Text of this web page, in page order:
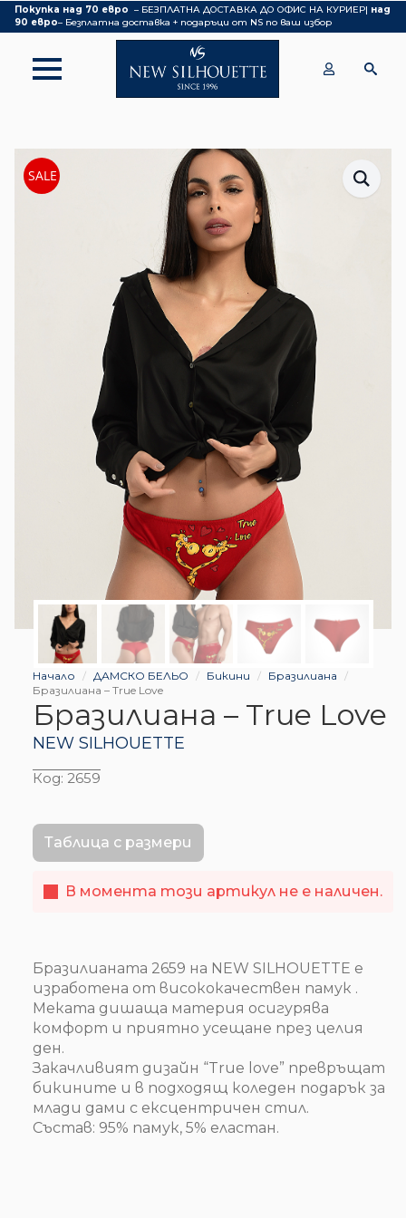
Покупка над 70 евро – БЕЗПЛАТНА ДОСТАВКА ДО ОФИС НА КУРИЕР| над
90 евро– Безплатна доставка + подаръци от NS по ваш избор
SALE
Начало ДАМСКО БЕЛЬО Бикини
Бразилиана
Бразилиана – True Love
Бразилиана – True Love
NEW SILHOUETTE
Код: 2659
Таблица с размери
В момента този артикул не е наличен.
Бразилианaта 2659 на NEW SILHOUETTE e
изработена от висококачествен памук .
Меката дишаща материя осигурява
комфорт и приятно усещане през целия
ден.
Закачливият дизайн “True love” превръщат
бикините и в подходящ коледен подарък за
млади дами с ексцентричен стил.
Състав: 95% памук, 5% еластан.